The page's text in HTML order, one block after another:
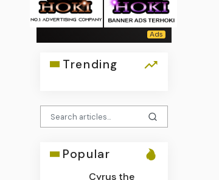
Trending
Popular
Cyrus the